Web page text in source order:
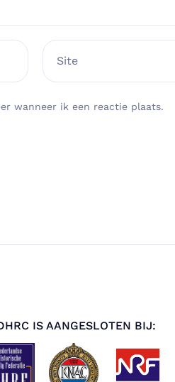
Site
wanneer ik een reactie plaats.
IS AANGESLOTEN BIJ: